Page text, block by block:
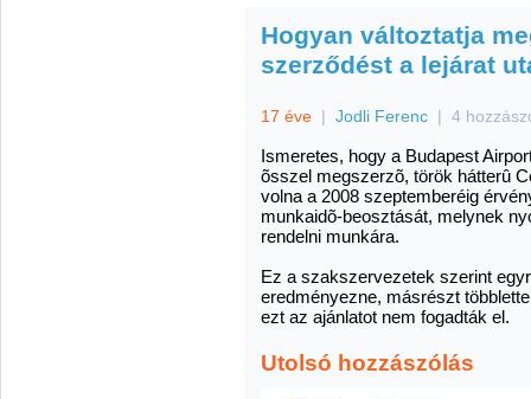
Hogyan változtatja
szerződést a lejárat
17 éve | Jodli Ferenc | 4
Ismeretes, hogy a Budapest
õsszel megszerzõ, török hátterû
volna a 2008 szeptemberéig
munkaidõ-beosztását, melynek
rendelni munkára.
Ez a szakszervezetek szerint
eredményezne, másrészt
ezt az ajánlatot nem fogadták el.
Utolsó hozzászólás